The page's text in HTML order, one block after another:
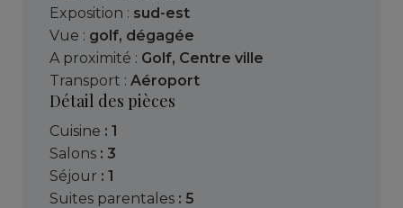
Exposition : sud-est
Vue : golf, dégagée
A proximité : Golf, Centre ville
Transport : Aéroport
Détail des pièces
cuisine : 1
salons : 3
séjour : 1
suites parentales : 5